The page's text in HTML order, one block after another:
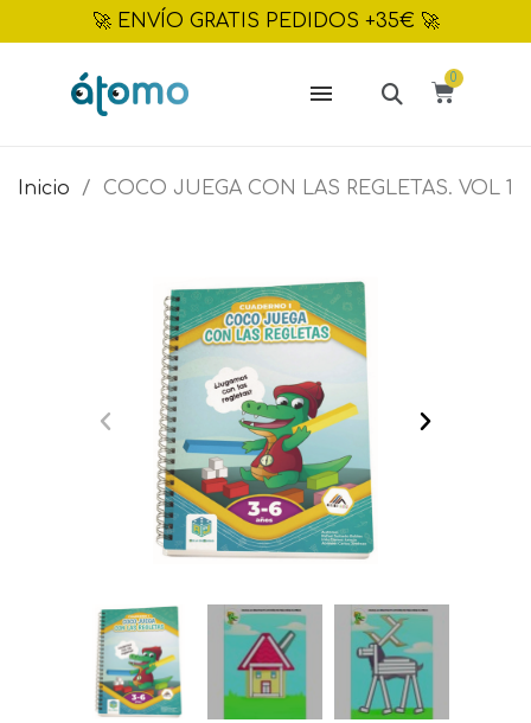
🚀 ENVÍO GRATIS PEDIDOS +35€ 🚀
Inicio COCO JUEGA CON LAS REGLETAS. VOL 1